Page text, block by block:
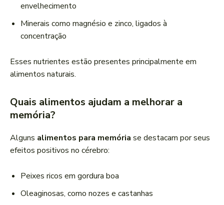
envelhecimento
Minerais como magnésio e zinco, ligados à
concentração
Esses nutrientes estão presentes principalmente em
alimentos naturais.
Quais alimentos ajudam a melhorar a
memória?
Alguns alimentos para memória se destacam por seus
efeitos positivos no cérebro:
Peixes ricos em gordura boa
Oleaginosas, como nozes e castanhas